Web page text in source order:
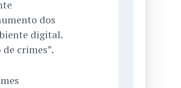
dos
digital.
crimes”.